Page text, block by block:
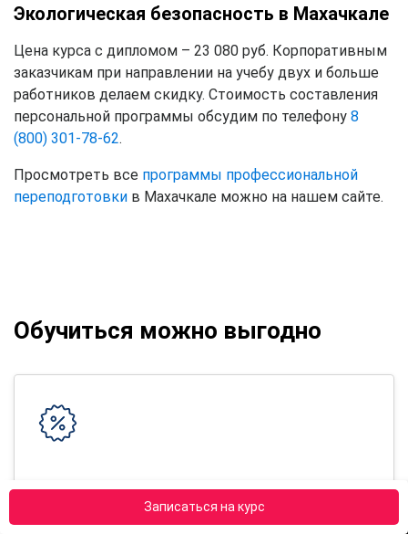
Записаться на курс
Экологическая безопасность в Махачкале
Цена курса с дипломом – 23 080 руб. Корпоративным
заказчикам при направлении на учебу двух и больше
работников делаем скидку. Стоимость составления
персональной программы обсудим по телефону 8
(800) 301-78-62.
Просмотреть все программы профессиональной
переподготовки в Махачкале можно на нашем сайте.
Обучиться можно выгодно
10% скидка за повторную покупку
Скидки для недавно окончивших у нас обучение